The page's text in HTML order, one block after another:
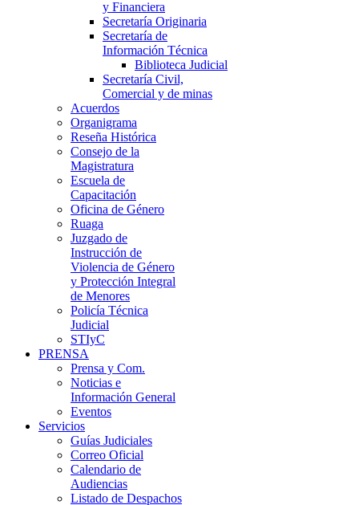
y Financiera
Secretaría Originaria
Secretaría de
Información Técnica
Biblioteca Judicial
Secretaría Civil,
Comercial y de minas
Acuerdos
Organigrama
Reseña Histórica
Consejo de la
Magistratura
Escuela de
Capacitación
Oficina de Género
Ruaga
Juzgado de
Instrucción de
Violencia de Género
y Protección Integral
de Menores
Policía Técnica
Judicial
STIyC
PRENSA
Prensa y Com.
Noticias e
Información General
Eventos
Servicios
Guías Judiciales
Correo Oficial
Calendario de
Audiencias
Listado de Despachos